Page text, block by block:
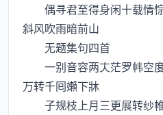
偶寻君至得身闲十载情
斜风吹雨暗前山
无题集句四首
一别音容两茫罗帏空度
万转千囘嬾下牀
子规枝上月三更展转纱